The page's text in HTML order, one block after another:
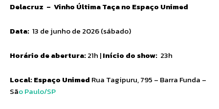
Delacruz – Vinho Última Taça no Espaço Unimed
Data: 13 de junho de 2026 (sábado)
Horário de abertura:21h |Início do show: 23h
Local: Espaço Unimed Rua Tagipuru, 795 – Barra Funda –
São Paulo/SP